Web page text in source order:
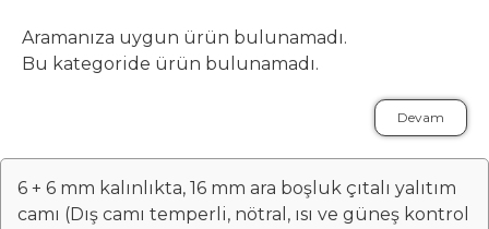
Aramanıza uygun ürün bulunamadı.
Bu kategoride ürün bulunamadı.
Devam
6 + 6 mm kalınlıkta, 16 mm ara boşluk çıtalı yalıtım
camı (Dış camı temperli, nötral, ısı ve güneş kontrol